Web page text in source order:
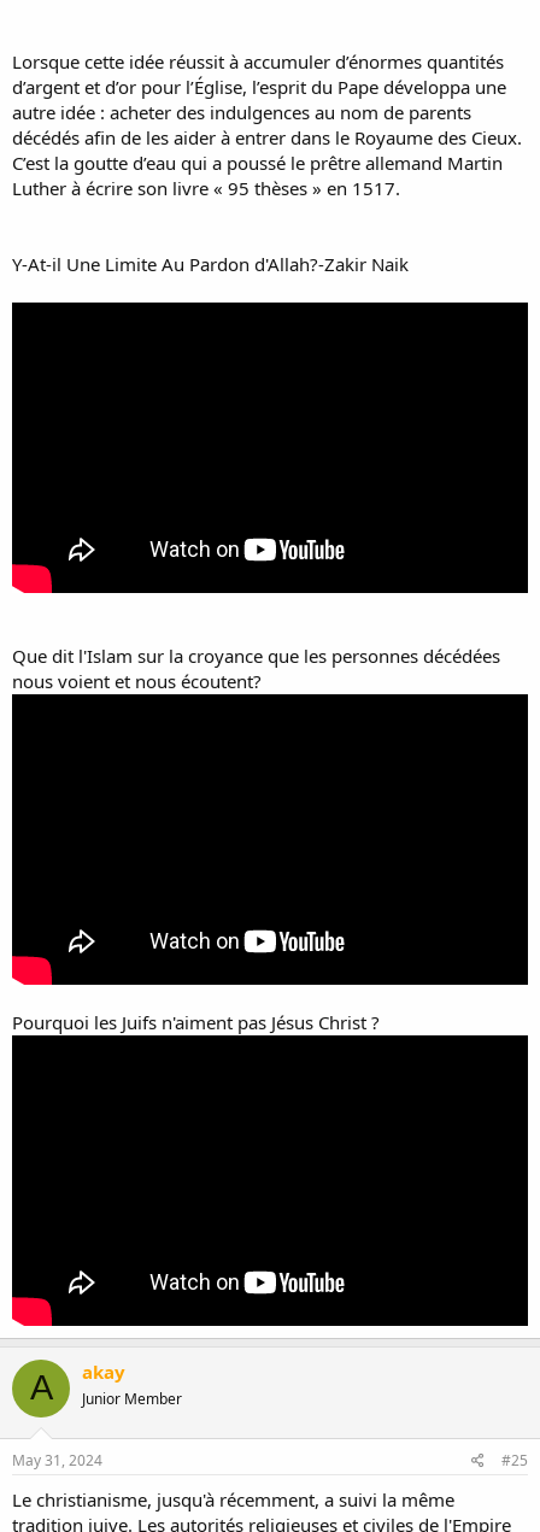
Lorsque cette idée réussit à accumuler d’énormes quantités
d’argent et d’or pour l’Église, l’esprit du Pape développa une
autre idée : acheter des indulgences au nom de parents
décédés afin de les aider à entrer dans le Royaume des Cieux.
C’est la goutte d’eau qui a poussé le prêtre allemand Martin
Luther à écrire son livre « 95 thèses » en 1517.
Y-At-il Une Limite Au Pardon d'Allah?-Zakir Naik
Que dit l'Islam sur la croyance que les personnes décédées
nous voient et nous écoutent?
Pourquoi les Juifs n'aiment pas Jésus Christ ?
A akay
Junior Member
May 31, 2024 #25
Le christianisme, jusqu'à récemment, a suivi la même
tradition juive. Les autorités religieuses et civiles de l'Empire